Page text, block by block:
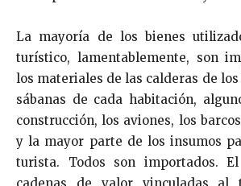
La mayoría de los bienes
turístico, lamentablemente, son
los materiales de las calderas de
sábanas de cada habitación,
construcción, los aviones, los
y la mayor parte de los insumos
turista. Todos son importados.